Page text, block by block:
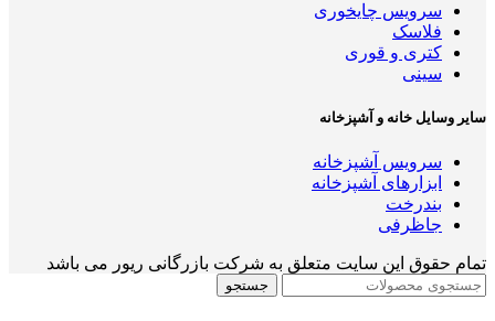
سرویس چایخوری
فلاسک
کتری و قوری
سینی
سایر وسایل خانه و آشپزخانه
سرویس آشپزخانه
ابزارهای آشپزخانه
بندرخت
جاظرفی
تمام حقوق این سایت متعلق به شرکت بازرگانی ریور می باشد
جستجو